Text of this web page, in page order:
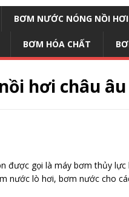
BƠM NƯỚC NÓNG NỒI HƠI
BƠM HÓA CHẤT
hơi châu âu
được gọi là máy bơm thủy
nước lò hơi, bơm nước cho